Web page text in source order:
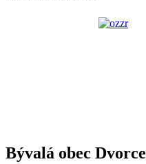
Bývalá obec Dvorce